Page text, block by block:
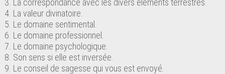
3. La correspondance avec les divers éléments terrestres.
4. La valeur divinatoire.
5. Le domaine sentimental.
6. Le domaine professionnel.
7. Le domaine psychologique.
8. Son sens si elle est inversée.
9. Le conseil de sagesse qui vous est envoyé.